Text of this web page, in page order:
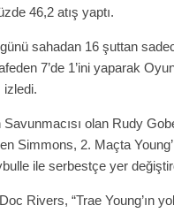
46,2 atış yaptı.
sahadan 16 şuttan
7’de 1’ini yaparak
izledi.
Savunmacısı olan Rudy
Simmons, 2. Maçta
ile serbestçe yer
Rivers, “Trae Young’ın